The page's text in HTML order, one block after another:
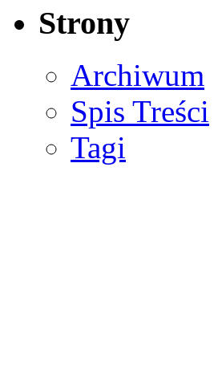
Strony
Archiwum
Spis Treści
Tagi